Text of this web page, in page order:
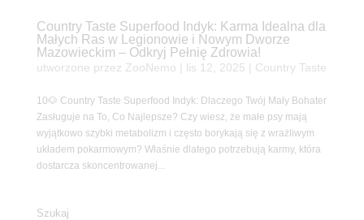
Country Taste Superfood Indyk: Karma Idealna dla
Małych Ras w Legionowie i Nowym Dworze
Mazowieckim – Odkryj Pełnię Zdrowia!
utworzone przez ZooNemo lis 12, 2025 Country Taste
10🐶 Country Taste Superfood Indyk: Dlaczego Twój Mały Bohater
Zasługuje na To, Co Najlepsze? Czy wiesz, że małe psy mają
wyjątkowo szybki metabolizm i często borykają się z wrażliwym
układem pokarmowym? Właśnie dlatego potrzebują karmy, która
dostarcza skoncentrowanej...
Szukaj